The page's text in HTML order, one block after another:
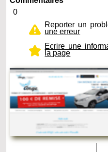
0
Reporter un
une erreur
Ecrire une
la page